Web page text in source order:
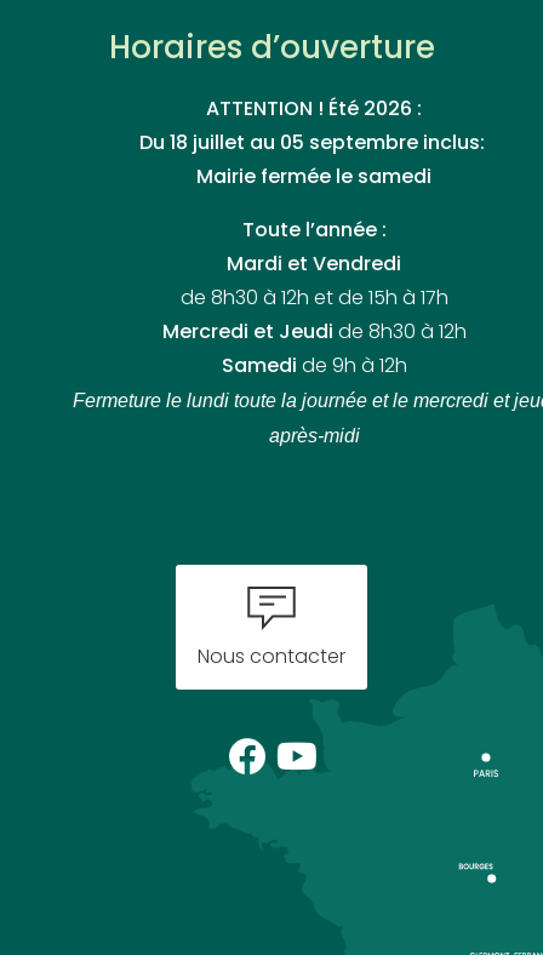
Horaires d’ouverture
ATTENTION ! Été 2026 :
Du 18 juillet au 05 septembre inclus:
Mairie fermée le samedi
Toute l’année :
Mardi et Vendredi
de 8h30 à 12h et de 15h à 17h
Mercredi et Jeudi de 8h30 à 12h
Samedi de 9h à 12h
Fermeture le lundi toute la journée et le mercredi et
après-midi
Nous contacter